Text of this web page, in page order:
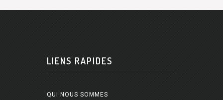
LIENS RAPIDES
QUI NOUS SOMMES